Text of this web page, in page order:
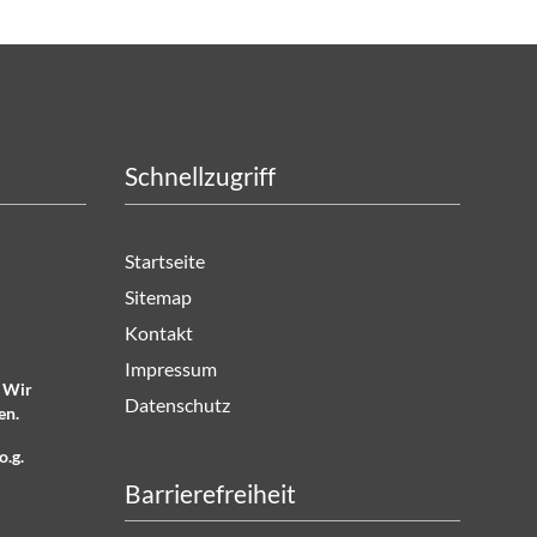
Wir
Schnellzugriff
Startseite
Sitemap
Kontakt
Impressum
Datenschutz
Barrierefreiheit